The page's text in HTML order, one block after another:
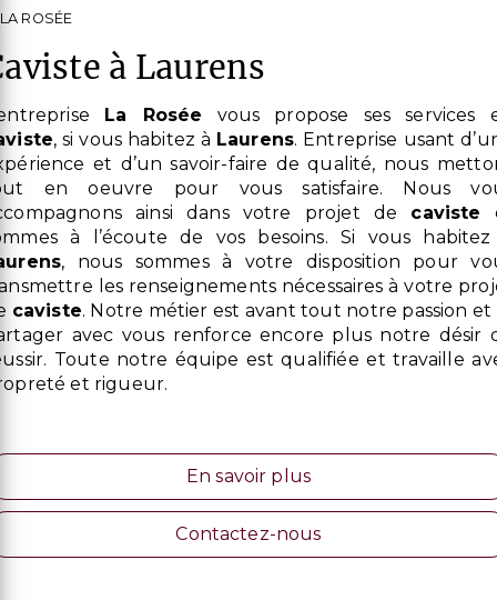
LA ROSÉE
caviste à Laurens
La Rosée vous propose ses services
, si vous habitez à Laurens. Entreprise usant
et d’un savoir-faire de qualité, nous
en oeuvre pour vous satisfaire. Nous
ainsi dans votre projet de caviste
à l’écoute de vos besoins. Si vous
, nous sommes à votre disposition pour
les renseignements nécessaires à votre
caviste. Notre métier est avant tout notre passion et
avec vous renforce encore plus notre désir
Toute notre équipe est qualifiée et travaille
et rigueur.
En savoir plus
Contactez-nous